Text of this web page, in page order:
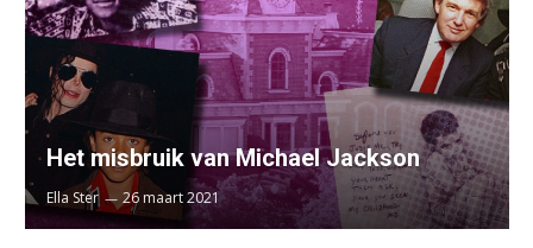
Het misbruik van Michael Jackson
Ella Ster 26 maart 2021